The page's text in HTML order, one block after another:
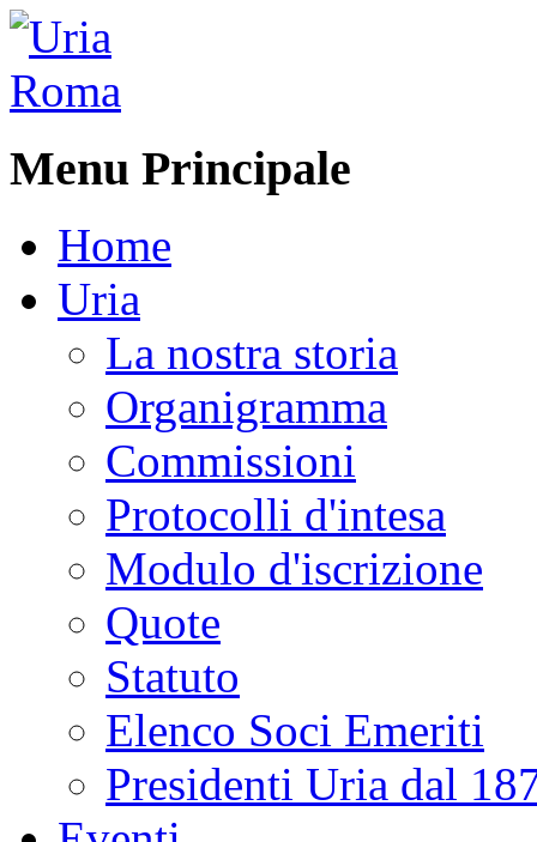
Menu Principale
Home
Uria
La nostra storia
Organigramma
Commissioni
Protocolli d'intesa
Modulo d'iscrizione
Quote
Statuto
Elenco Soci Emeriti
Presidenti Uria dal